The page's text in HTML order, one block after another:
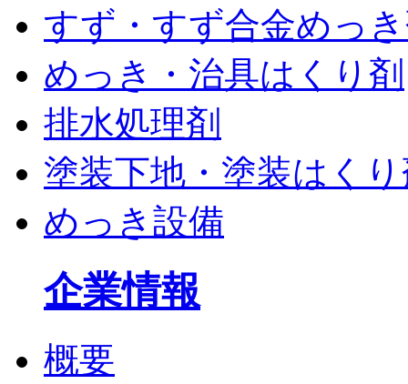
すず・すず合金めっ
めっき・治具はくり剤
排水処理剤
塗装下地・塗装はく
めっき設備
企業情報
概要